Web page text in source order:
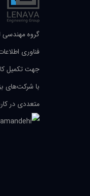
فناوری
جهت تکمیل
با شرکت‌های
متعددی در